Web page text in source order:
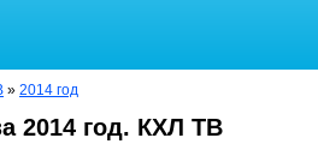
» 2014 год
2014 год. КХЛ ТВ